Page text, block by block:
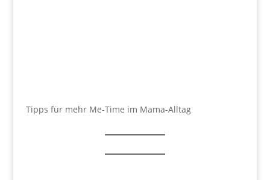
Tipps für mehr Me-Time im Mama-Alltag